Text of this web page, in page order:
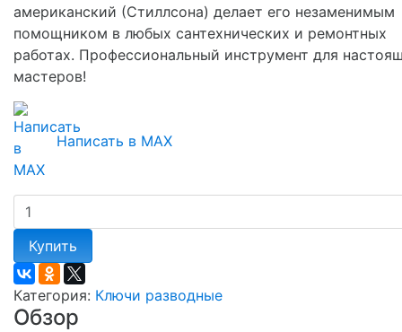
американский (Стиллсона) делает его незаменимым
помощником в любых сантехнических и ремонтных
работах. Профессиональный инструмент для
мастеров!
Написать в MAX
Купить
Категория: Ключи разводные
Обзор